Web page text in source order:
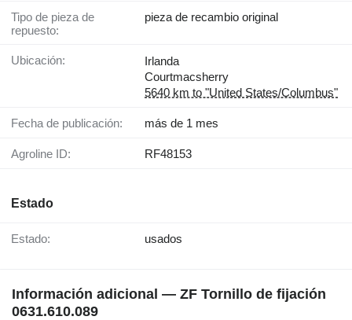
Tipo de pieza de
repuesto:
pieza de recambio original
Ubicación:
Irlanda
Courtmacsherry
5640 km to "United States/Columbus"
Fecha de publicación: más de 1 mes
Agroline ID: RF48153
Estado
Estado: usados
Información adicional — ZF Tornillo de fijación
0631.610.089